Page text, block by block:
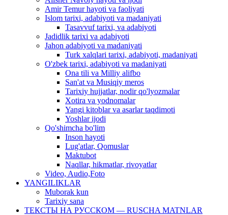
Amir Temur hayoti va faoliyati
Islom tarixi, adabiyoti va madaniyati
Tasavvuf tarixi, va adabiyoti
Jadidlik tarixi va adabiyoti
Jahon adabiyoti va madaniyati
Turk xalqlari tarixi, adabiyoti, madaniyati
O'zbek tarixi, adabiyoti va madaniyati
Ona tili va Milliy alifbo
San'at va Musiqiy meros
Tarixiy hujjatlar, nodir qo'lyozmalar
Xotira va yodnomalar
Yangi kitoblar va asarlar taqdimoti
Yoshlar ijodi
Qo'shimcha bo'lim
Inson hayoti
Lug'atlar, Qomuslar
Maktubot
Naqllar, hikmatlar, rivoyatlar
Video, Audio,Foto
YANGILIKLAR
Muborak kun
Tarixiy sana
ТЕКСТЫ НА РУССКОМ — RUSCHA MATNLAR